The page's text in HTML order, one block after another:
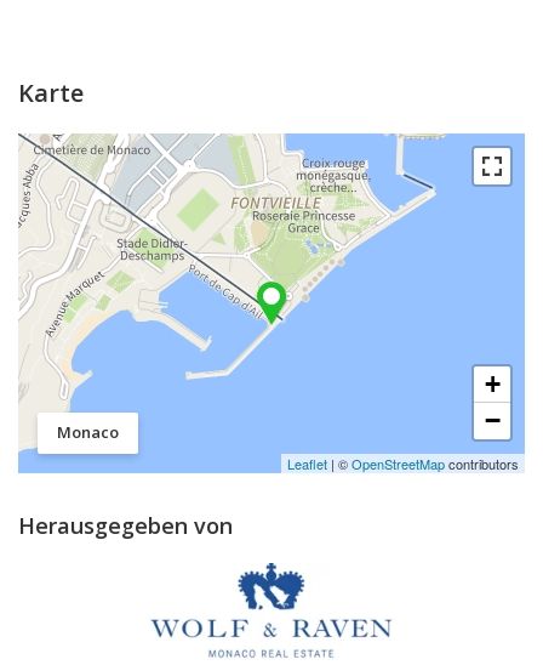
Karte
Monaco
+
−
Leaflet | ©OpenStreetMapcontributors
Herausgegeben von